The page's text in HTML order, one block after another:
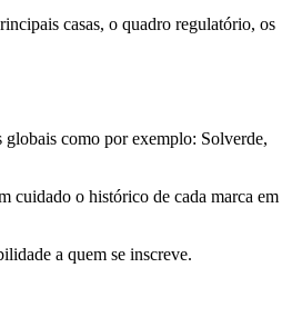
casas, o quadro regulatório, os
globais como por exemplo: Solverde,
cuidado o histórico de cada marca em
a quem se inscreve.